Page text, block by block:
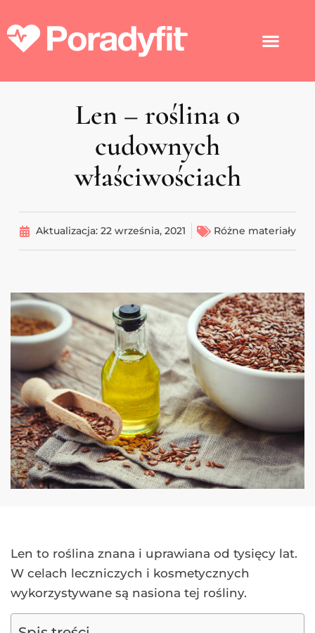
Len – roślina o
cudownych
właściwościach
Aktualizacja: 22 września, 2021 Różne materiały
Len to roślina znana i uprawiana od tysięcy lat.
W celach leczniczych i kosmetycznych
wykorzystywane są nasiona tej rośliny.